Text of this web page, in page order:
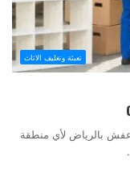
تعبئة وتغليف الاثاث
بالرياض لأي منطقة